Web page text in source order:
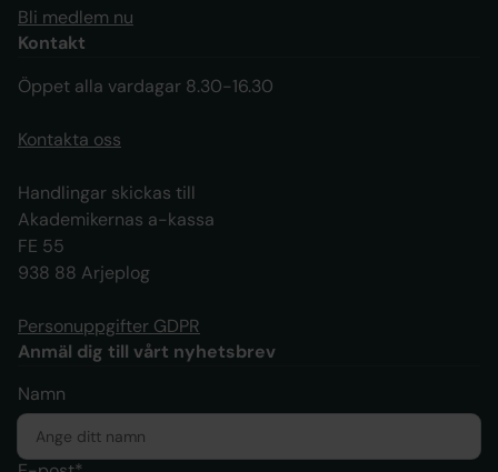
Bli medlem nu
Kontakt
Öppet alla vardagar 8.30-16.30
Kontakta oss
Handlingar skickas till
Akademikernas a-kassa
FE 55
938 88 Arjeplog
Personuppgifter GDPR
Anmäl dig till vårt nyhetsbrev
Namn